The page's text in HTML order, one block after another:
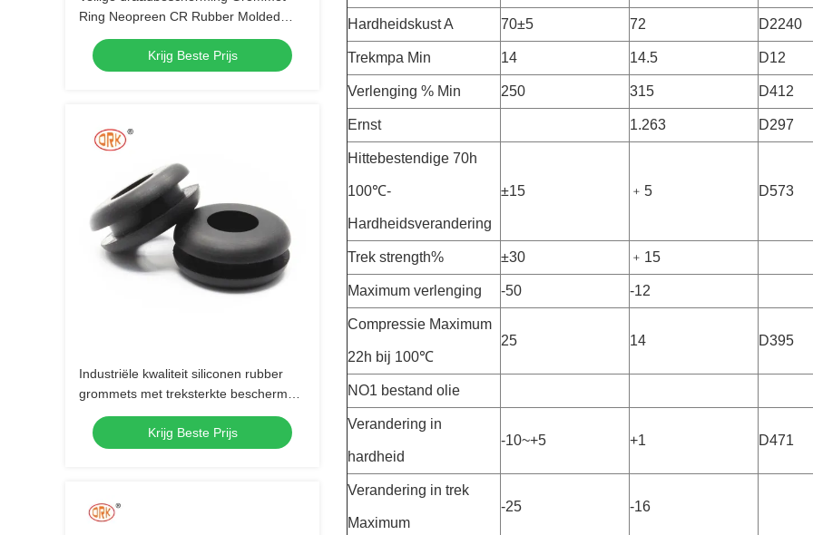
Ring Neopreen CR Rubber Molded
Parts Compatibel met pompen en
kleppen
Krijg Beste Prijs
Industriële kwaliteit siliconen rubber
grommets met treksterkte bescherm
draden aangepaste elektrische kabel
bescherm
Krijg Beste Prijs
Hardheidskust A 70±5 72 D2240
Trekmpa Min 14 14.5 D12
Verlenging % Min 250 315 D412
Ernst 1.263 D297
Hittebestendige 70h
100℃-
Hardheidsverandering
±15 ﹢5 D573
Trek strength% ±30 ﹢15
Maximum verlenging -50 -12
Compressie Maximum
22h bij 100℃
25 14 D395
NO1 bestand olie
Verandering in
hardheid
-10~+5 +1 D471
Verandering in trek
Maximum
-25 -16